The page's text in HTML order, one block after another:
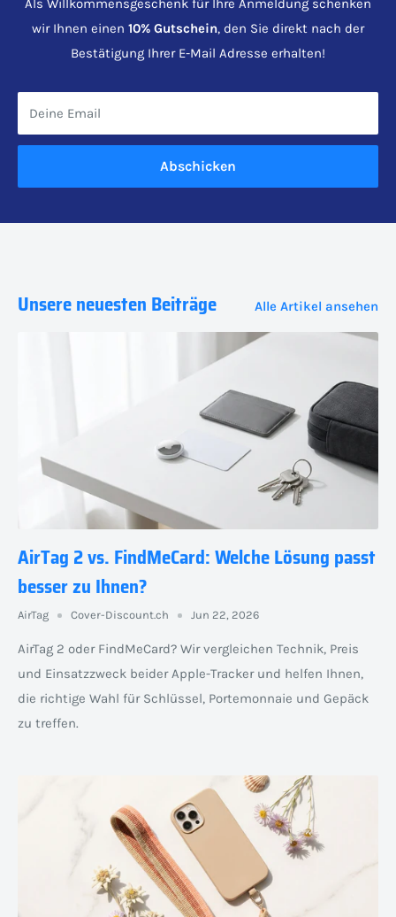
Als Willkommensgeschenk für Ihre Anmeldung schenken
wir Ihnen einen 10% Gutschein, den Sie direkt nach der
Bestätigung Ihrer E-Mail Adresse erhalten!
Deine Email
Abschicken
Unsere neuesten Beiträge Alle Artikel ansehen
AirTag 2 vs. FindMeCard: Welche Lösung passt
besser zu Ihnen?
AirTag Cover-Discount.ch Jun 22, 2026
AirTag 2 oder FindMeCard? Wir vergleichen Technik, Preis
und Einsatzzweck beider Apple-Tracker und helfen Ihnen,
die richtige Wahl für Schlüssel, Portemonnaie und Gepäck
zu treffen.